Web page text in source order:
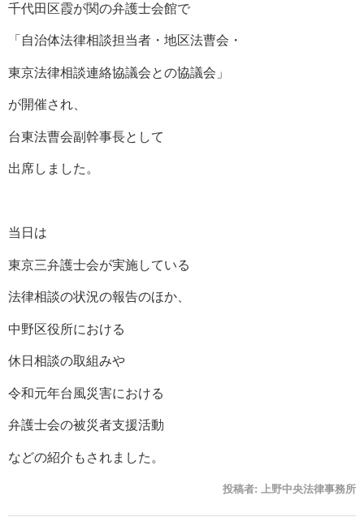
千代田区霞が関の弁護士会館で
「自治体法律相談担当者・地区法曹会・
東京法律相談連絡協議会との協議会」
が開催され、
台東法曹会副幹事長として
出席しました。
当日は
東京三弁護士会が実施している
法律相談の状況の報告のほか、
中野区役所における
休日相談の取組みや
令和元年台風災害における
弁護士会の被災者支援活動
などの紹介もされました。
投稿者: 上野中央法律事務所